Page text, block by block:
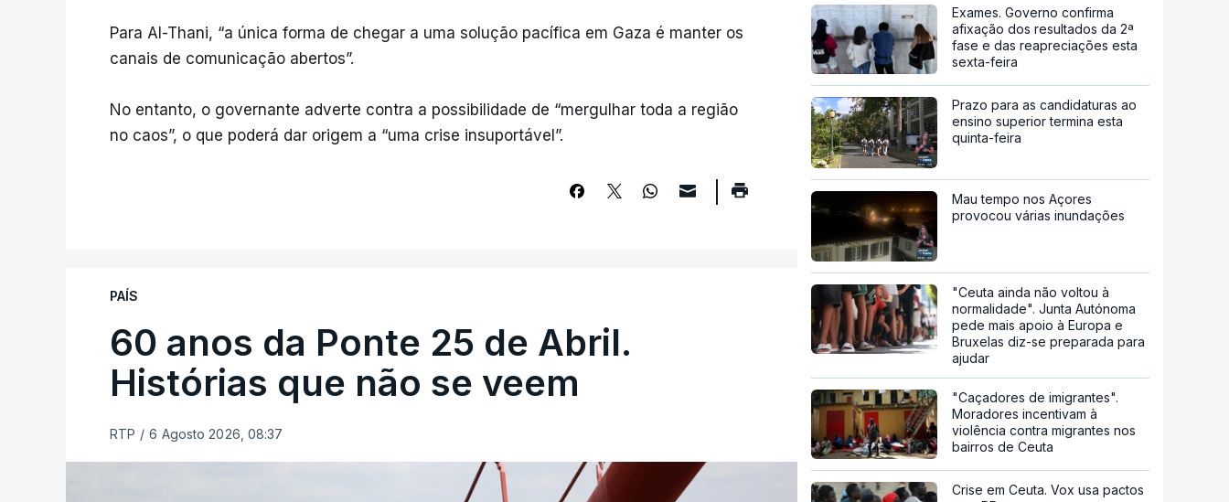
Para Al-Thani, “a única forma de chegar a uma solução pacífica em Gaza é manter os
canais de comunicação abertos”.
No entanto, o governante adverte contra a possibilidade de “mergulhar toda a região
no caos”, o que poderá dar origem a “uma crise insuportável”.
PAÍS
60 anos da Ponte 25 de Abril.
Histórias que não se veem
RTP / 6 Agosto 2026, 08:37
Exames. Governo confirma
afixação dos resultados da 2ª
fase e das reapreciações esta
sexta-feira
Prazo para as candidaturas ao
ensino superior termina esta
quinta-feira
Mau tempo nos Açores
provocou várias inundações
"Ceuta ainda não voltou à
normalidade". Junta Autónoma
pede mais apoio à Europa e
Bruxelas diz-se preparada para
ajudar
"Caçadores de imigrantes".
Moradores incentivam à
violência contra migrantes nos
bairros de Ceuta
Crise em Ceuta. Vox usa pactos